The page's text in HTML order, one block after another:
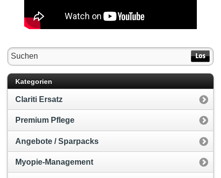
Kategorien
Clariti Ersatz
Premium Pflege
Angebote / Sparpacks
Myopie-Management